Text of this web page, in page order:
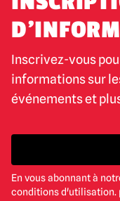
Inscrivez-vous
informations sur
événements et
En vous abonnant à
conditions d'utilisation.